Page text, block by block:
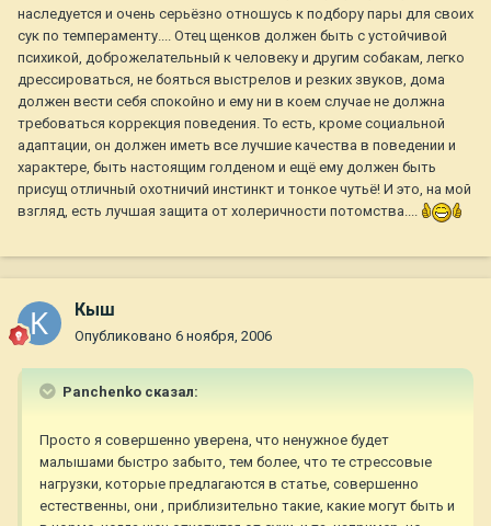
наследуется и очень серьёзно отношусь к подбору пары для своих
сук по темпераменту.... Отец щенков должен быть с устойчивой
психикой, доброжелательный к человеку и другим собакам, легко
дрессироваться, не бояться выстрелов и резких звуков, дома
должен вести себя спокойно и ему ни в коем случае не должна
требоваться коррекция поведения. То есть, кроме социальной
адаптации, он должен иметь все лучшие качества в поведении и
характере, быть настоящим голденом и ещё ему должен быть
присущ отличный охотничий инстинкт и тонкое чутьё! И это, на мой
взгляд, есть лучшая защита от холеричности потомства....
Кыш
Опубликовано 6 ноября, 2006
Panchenko сказал:
Просто я совершенно уверена, что ненужное будет
малышами быстро забыто, тем более, что те стрессовые
нагрузки, которые предлагаются в статье, совершенно
естественны, они , приблизительно такие, какие могут быть и